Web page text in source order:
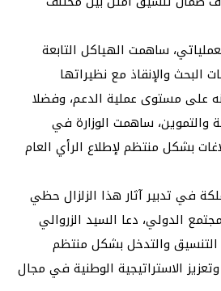
ساهمت الهياكل التابعة
البحث والإنقاذ مع نظيراتها
على مستوى عملية الدعم، وفضلا
والتموين، ساهمت الوزارة في
بشكل منتظم لإطلاع الرأي العام
في تدبير آثار هذا الزلزال حظي
الدولي، دعا السيد الزروالي
التنسيق والتدخل بشكل منتظم
الاستراتيجية الوطنية في مجال